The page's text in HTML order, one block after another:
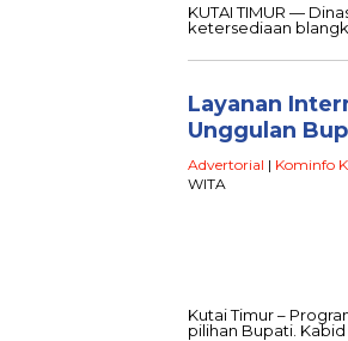
KUTAI TIMUR —
ketersediaan
Layanan
Unggulan
Advertorial | Kominfo
WITA
Kutai Timur –
pilihan Bupati.